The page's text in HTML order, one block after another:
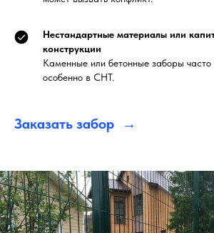
Нестандартные материалы или
конструкции
Каменные или бетонные заборы часто
особенно в СНТ.
Заказать забор